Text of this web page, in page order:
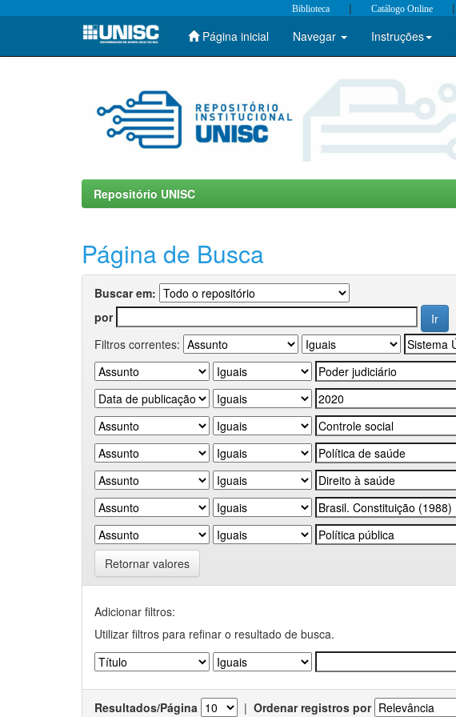
Skip
Biblioteca | Catálogo Online |
Página inicial Navegar Instruções
Repositório UNISC
Página de Busca
Buscar em:
por
Filtros correntes:
Retornar valores
Adicionar filtros:
Utilizar filtros para refinar o resultado de busca.
Resultados/Página | Ordenar registros por